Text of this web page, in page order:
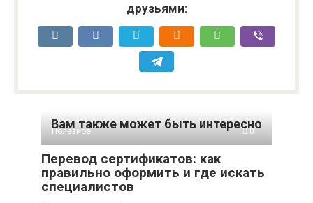
друзьями:
Вам также может быть интересно
Полезное 0
Перевод сертификатов: как
правильно оформить и где искать
специалистов